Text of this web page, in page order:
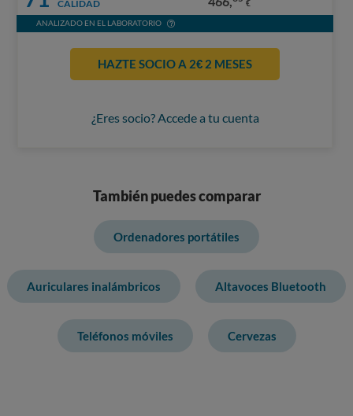
CALIDAD
€
ANALIZADO EN EL LABORATORIO
HAZTE SOCIO A 2€ 2 MESES
¿Eres socio? Accede a tu cuenta
También puedes comparar
Ordenadores portátiles
Auriculares inalámbricos Altavoces Bluetooth
Teléfonos móviles Cervezas